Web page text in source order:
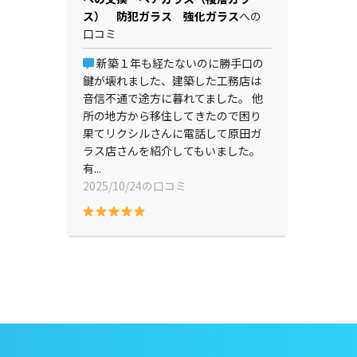
ス） 防犯ガラス 強化ガラスへの
口コミ
新築１年も経たないのに勝手口の
鍵が壊れました、建築した工務店は
音信不通で途方に暮れてました。 他
所の地方から移住してきたので困り
果てリクシルさんに電話して原田ガ
ラス店さんを紹介してもいました。
有...
2025/10/24の口コミ